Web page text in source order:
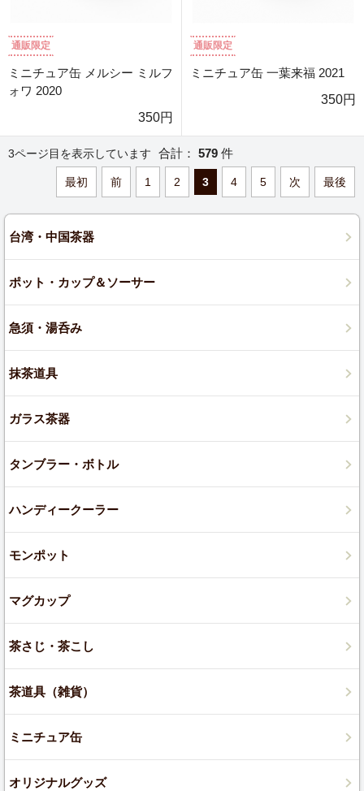
通販限定
ミニチュア缶 メルシー ミルフ
ォワ 2020
350円
通販限定
ミニチュア缶 一葉来福 2021
350円
3ページ目を表示しています 合計： 579 件
最初 前 1 2 3 4 5 次 最後
台湾・中国茶器
ポット・カップ＆ソーサー
急須・湯呑み
抹茶道具
ガラス茶器
タンブラー・ボトル
ハンディークーラー
モンポット
マグカップ
茶さじ・茶こし
茶道具（雑貨）
ミニチュア缶
オリジナルグッズ